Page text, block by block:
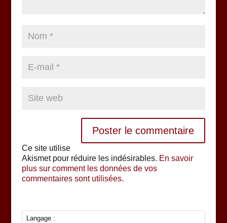
Ce site utilise
Akismet pour réduire les indésirables. En savoir
plus sur comment les données de vos
commentaires sont utilisées.
Langage :